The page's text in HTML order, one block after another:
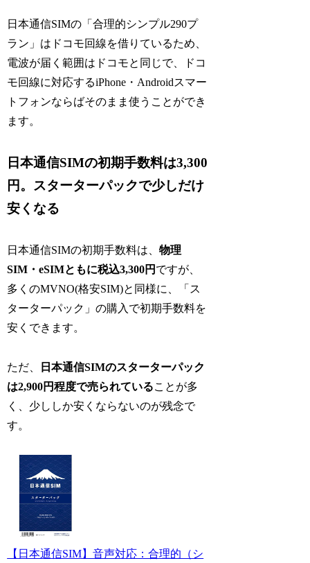
日本通信SIMの「合理的シンプル290プ
ラン」はドコモ回線を借りているため、
電波が届く範囲はドコモと同じで、ドコ
モ回線に対応するiPhone・Androidスマー
トフォンならばそのまま使うことができ
ます。
日本通信SIMの初期手数料は3,300
円。スターターパックで少しだけ
安くなる
日本通信SIMの初期手数料は、物理
SIM・eSIMともに税込3,300円 ですが、
多くのMVNO(格安SIM)と同様に、「ス
ターターパック」の購入で初期手数料を
安くできます。
ただ、
日本通信SIMのスターターパック
は2,900円程度で売られていることが多
く、少ししか安くならないのが残念で
す。
【日本通信SIM】音声対応：合理的（シ